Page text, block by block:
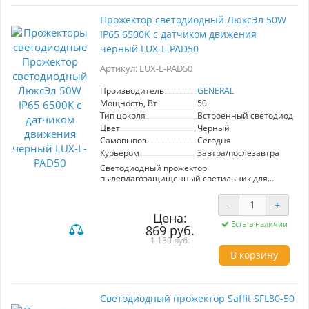
конструкцию драйвера варисторов;
Надежный стальной поворотный держатель с
фиксацией болтами;
Не излучают вредных ультрафиолетовых
лучей;
Экологичный - не содержит ртуть, фосфор и
свинец.
наружных стенах зданий и сооружений, а
также на других ровных поверхностях.
Прожектор светодиодный ЛюксЭл 50W
IP65 6500K с датчиком движения
черный LUX-L-PAD50
Артикул: LUX-L-PAD50
Производитель
GENERAL
Мощность, Вт
50
Тип цоколя
Встроенный светодиод
Цвет
Черный
Самовывоз
Сегодня
Курьером
Завтра/послезавтра
Светодиодный прожектор
пылевлагозащищенный светильник для
Корпус устойчив к ударам и не боится больших
перепадов температур, влаги и пыли.
Прожектор модели GTAB от производителя
GENERAL с мощностью 50 Ватт и с Черный
цвет корпуса иделаьно подойдут для
освещения любого пространства.
Цена:
869 руб.
1 130 руб.
- +
Есть в наличии
В корзину
Светодиодный прожектор Saffit SFL80-50